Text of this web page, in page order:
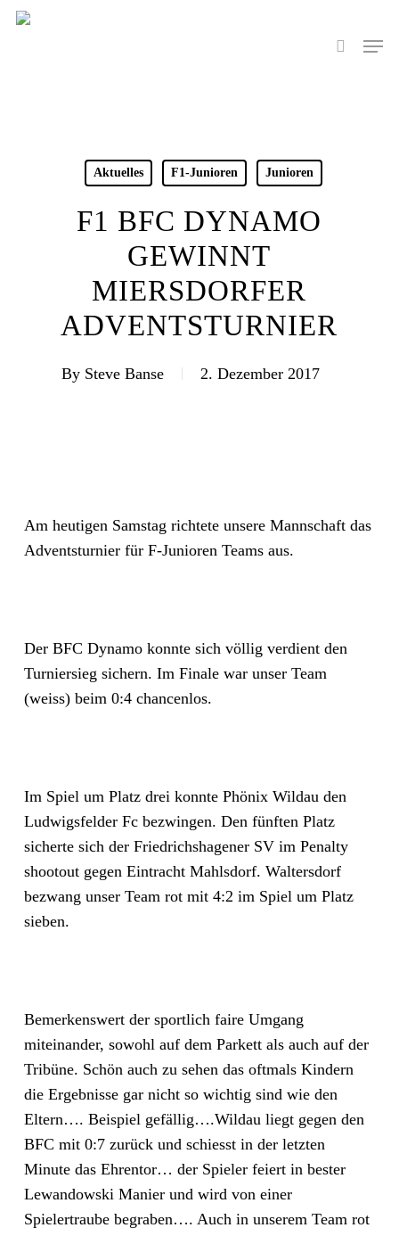
Skip
search
Menu
Aktuelles F1-Junioren Junioren
F1 BFC DYNAMO
GEWINNT
MIERSDORFER
ADVENTSTURNIER
By Steve Banse 2. Dezember 2017
Am heutigen Samstag richtete unsere Mannschaft das
Adventsturnier für F-Junioren Teams aus.
Der BFC Dynamo konnte sich völlig verdient den
Turniersieg sichern. Im Finale war unser Team
(weiss) beim 0:4 chancenlos.
Im Spiel um Platz drei konnte Phönix Wildau den
Ludwigsfelder Fc bezwingen. Den fünften Platz
sicherte sich der Friedrichshagener SV im Penalty
shootout gegen Eintracht Mahlsdorf. Waltersdorf
bezwang unser Team rot mit 4:2 im Spiel um Platz
sieben.
Bemerkenswert der sportlich faire Umgang
miteinander, sowohl auf dem Parkett als auch auf der
Tribüne. Schön auch zu sehen das oftmals Kindern
die Ergebnisse gar nicht so wichtig sind wie den
Eltern…. Beispiel gefällig….Wildau liegt gegen den
BFC mit 0:7 zurück und schiesst in der letzten
Minute das Ehrentor… der Spieler feiert in bester
Lewandowski Manier und wird von einer
Spielertraube begraben…. Auch in unserem Team rot